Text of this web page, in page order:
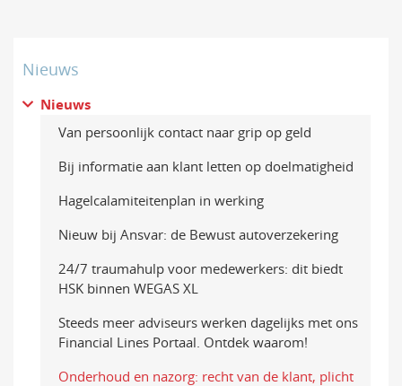
Nieuws
Nieuws
Van persoonlijk contact naar grip op geld
Bij informatie aan klant letten op doelmatigheid
Hagelcalamiteitenplan in werking
Nieuw bij Ansvar: de Bewust autoverzekering
24/7 traumahulp voor medewerkers: dit biedt
HSK binnen WEGAS XL
Steeds meer adviseurs werken dagelijks met ons
Financial Lines Portaal. Ontdek waarom!
Onderhoud en nazorg: recht van de klant, plicht